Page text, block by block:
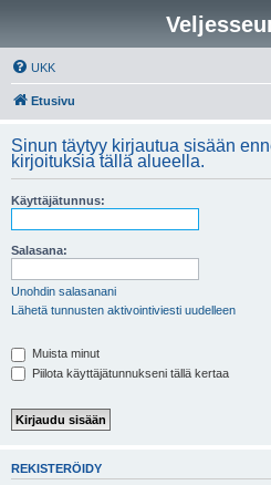
UKK
Etusivu
Sinun täytyy kirjautua sisään
kirjoituksia tällä alueella.
Käyttäjätunnus:
Salasana:
Unohdin salasanani
Lähetä tunnusten aktivointiviesti uudelleen
Muista minut
Piilota käyttäjätunnukseni tällä kertaa
REKISTERÖIDY